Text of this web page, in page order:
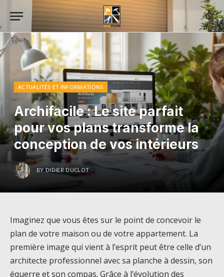
ACTUALITÉS ET INFORMATIONS
Archifacile : Le site parfait
pour vos plans transforme la
conception de vos intérieurs
BY DIDIER DUCLOT
Imaginez que vous êtes sur le point de concevoir le
plan de votre maison ou de votre appartement. La
première image qui vient à l’esprit peut être celle d’un
architecte professionnel avec sa planche à dessin, son
équerre et son compas. Grâce à l’évolution des